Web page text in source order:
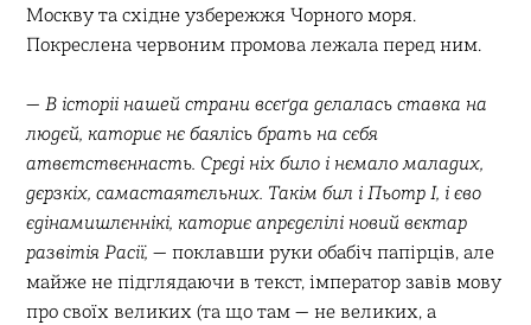
Москву та східне узбережжя Чорного моря.
Покреслена червоним промова лежала перед ним.
— В історіі нашей страни всєґда дєлалась ставка на
людєй, каториє нє баялісь брать на сєбя
атвєтствєннасть. Срєді ніх било і нємало маладих,
дєрзкіх, самастаятєльних. Такім бил і Пьотр І, і єво
єдінамишлєннікі, каториє апрєдєлілі новий вєктар
развітія Расії, — поклавши руки обабіч папірців, але
майже не підглядаючи в текст, імператор завів мову
про своїх великих (та що там — не великих, а